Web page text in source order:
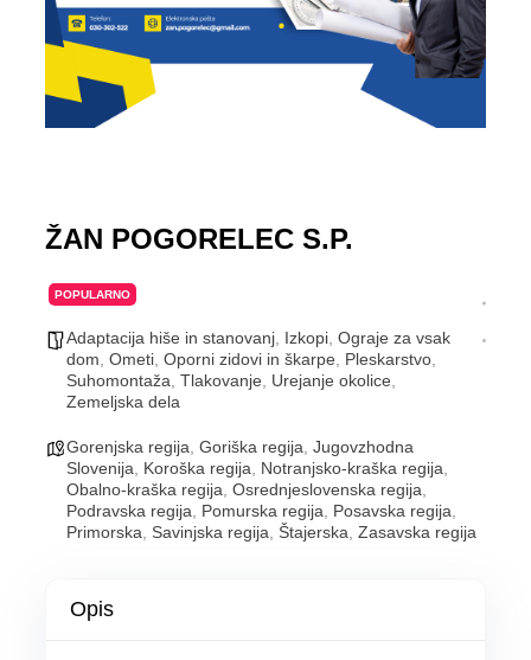
ŽAN POGORELEC S.P.
POPULARNO
Adaptacija hiše in stanovanj, Izkopi, Ograje za vsak
dom Ometi, Oporni zidovi in škarpe Pleskarstvo,
Suhomontaža Tlakovanje Urejanje okolice
Zemeljska dela
Gorenjska regija Goriška regija Jugovzhodna
Slovenija
Koroška regija Notranjsko-kraška regija
Obalno-kraška regija Osrednjeslovenska regija
Podravska regija
Pomurska regija Posavska regija
Primorska
Savinjska regija Štajerska Zasavska regija
Opis